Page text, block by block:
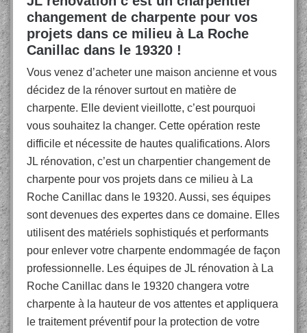
changement de charpente pour vos
projets dans ce milieu à La Roche
Canillac dans le 19320 !
Vous venez d’acheter une maison ancienne et vous
décidez de la rénover surtout en matière de
charpente. Elle devient vieillotte, c’est pourquoi
vous souhaitez la changer. Cette opération reste
difficile et nécessite de hautes qualifications. Alors
JL rénovation, c’est un charpentier changement de
charpente pour vos projets dans ce milieu à La
Roche Canillac dans le 19320. Aussi, ses équipes
sont devenues des expertes dans ce domaine. Elles
utilisent des matériels sophistiqués et performants
pour enlever votre charpente endommagée de façon
professionnelle. Les équipes de JL rénovation à La
Roche Canillac dans le 19320 changera votre
charpente à la hauteur de vos attentes et appliquera
le traitement préventif pour la protection de votre